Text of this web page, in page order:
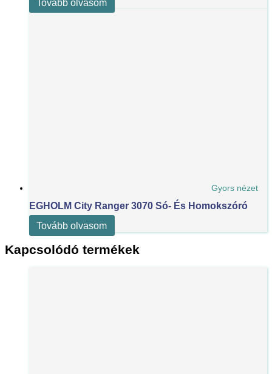
Tovább olvasom
Gyors nézet
EGHOLM City Ranger 3070 Só- És Homokszóró
Tovább olvasom
Kapcsolódó termékek